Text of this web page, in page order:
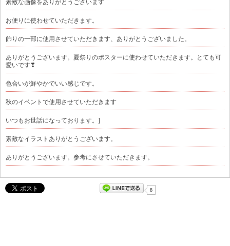
素敵な画像をありがとうございます
お便りに使わせていただきます。
飾りの一部に使用させていただきます、ありがとうございました。
ありがとうございます。夏祭りのポスターに使わせていただきます。とても可
愛いです❣
色合いが鮮やかでいい感じです。
秋のイベントで使用させていただきます
いつもお世話になっております。]
素敵なイラストありがとうございます。
ありがとうございます。参考にさせていただきます。
8